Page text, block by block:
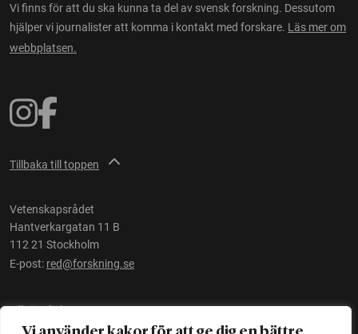
Vi finns för att du ska kunna ta del av svensk forskning. Dessutom
hjälper vi journalister att komma i kontakt med forskare. Läs mer om
webbplatsen.
Tillbaka till toppen
Vetenskapsrådet
Hantverkargatan 11 B
112 21 Stockholm
E-post: red@forskning.se
Tillgänglighet